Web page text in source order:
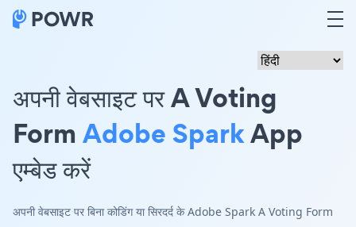
अपनी वेबसाइट पर A Voting
Form Adobe SparkApp
एम्बेड करें
अपनी वेबसाइट पर बिना कोडिंग या सिरदर्द के Adobe Spark A Voting Form